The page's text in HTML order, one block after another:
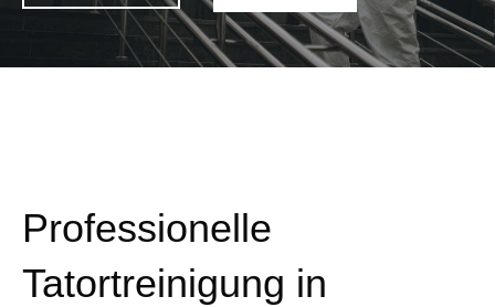
Professionelle
Tatortreinigung in